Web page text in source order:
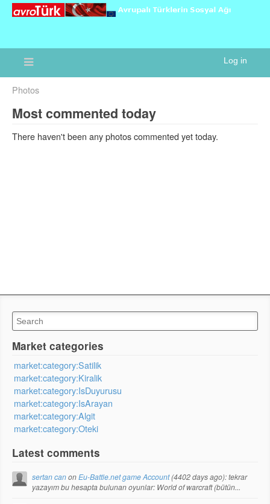
Log in
Photos
Most commented today
There haven't been any photos commented yet today.
Market categories
market:category:Satilik
market:category:Kiralik
market:category:IsDuyurusu
market:category:IsArayan
market:category:Algit
market:category:Oteki
Latest comments
sertan canonEu-Battle.net game Account(4402 days ago): tekrar
yazayım bu hesapta bulunan oyunlar: World of warcraft (bütün...